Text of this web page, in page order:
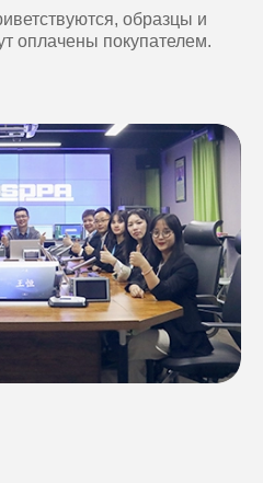
образцы и
оплачены покупателем.